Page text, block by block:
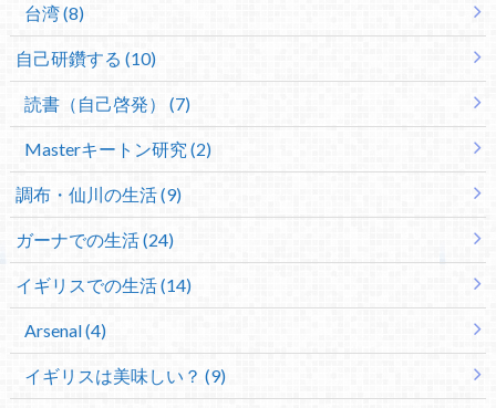
台湾 (8)
自己研鑽する (10)
読書（自己啓発） (7)
Masterキートン研究 (2)
調布・仙川の生活 (9)
ガーナでの生活 (24)
イギリスでの生活 (14)
Arsenal (4)
イギリスは美味しい？ (9)